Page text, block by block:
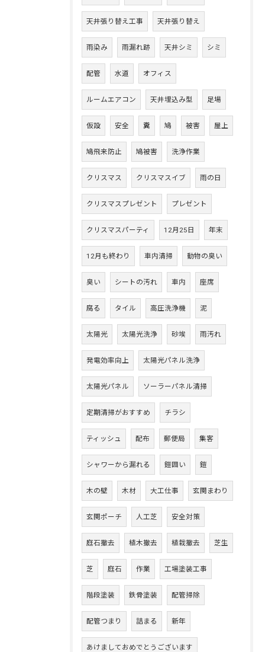
天井張り替え工事 天井張り替え
雨染み 雨漏れ跡 天井シミ シミ
配管 水道 オフィス
ルームエアコン 天井埋込み型 足場
仮設 安全 糞 鳩 被害 屋上
鳩飛来防止 鳩被害 洗浄作業
クリスマス クリスマスイブ 雨の日
クリスマスプレゼント プレゼント
クリスマスパーティ 12月25日 年末
12月も終わり 車内清掃 動物の臭い
臭い シートの汚れ 車内 座席
腐る タイル 高圧洗浄機 泥
太陽光 太陽光洗浄 砂埃 雨汚れ
発電効率向上 太陽光パネル洗浄
太陽光パネル ソーラーパネル清掃
定期清掃がおすすめ チラシ
ティッシュ 配布 郵便局 集客
シャワーから漏れる 鎧囲い 鎧
木の壁 木材 大工仕事 玄関まわり
玄関ポーチ 人工芝 安全対策
庭石撤去 植木撤去 植栽撤去 芝生
芝 庭石 作業 工場塗装工事
階段塗装 鉄骨塗装 配管掃除
配管つまり 詰まる 新年
あけましておめでとうございます